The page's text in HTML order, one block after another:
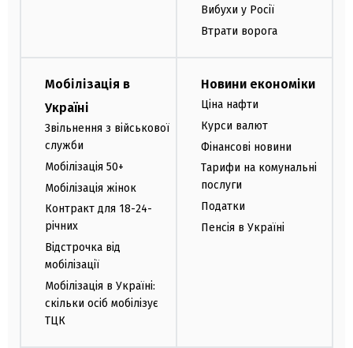
Вибухи у Росії
Втрати ворога
Мобілізація в
Україні
Звільнення з військової
служби
Мобілізація 50+
Мобілізація жінок
Контракт для 18-24-
річних
Відстрочка від
мобілізації
Мобілізація в Україні:
скільки осіб мобілізує
ТЦК
Новини економіки
Ціна нафти
Курси валют
Фінансові новини
Тарифи на комунальні
послуги
Податки
Пенсія в Україні